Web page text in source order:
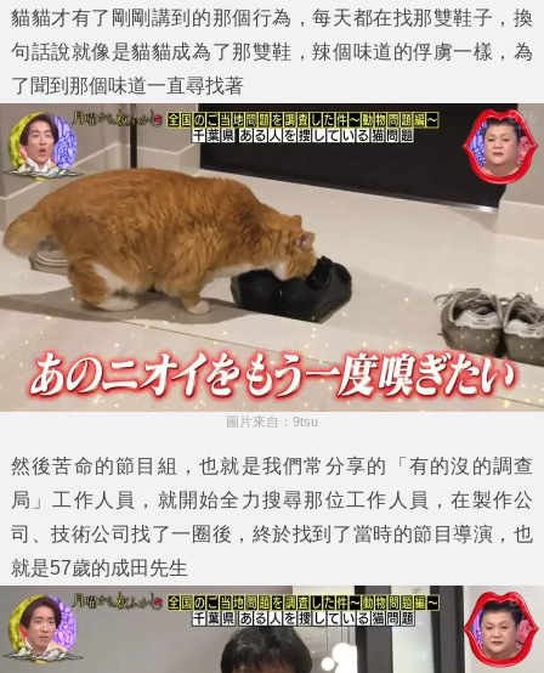
貓貓才有了剛剛講到的那個行為，每天都在找那雙鞋子，換
句話說就像是貓貓成為了那雙鞋，辣個味道的俘虜一樣，為
了聞到那個味道一直尋找著
圖片來自：9tsu
然後苦命的節目組，也就是我們常分享的「有的沒的調查
局」工作人員，就開始全力搜尋那位工作人員，在製作公
司、技術公司找了一圈後，終於找到了當時的節目導演，也
就是57歲的成田先生